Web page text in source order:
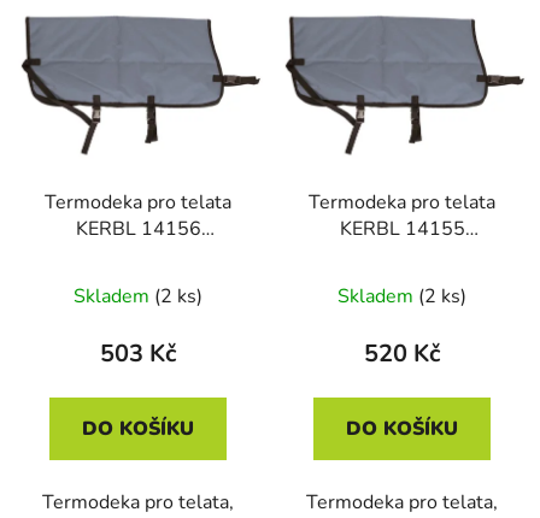
o
d
ý
p
Termodeka pro telata
KERBL 14156
Skladem (2 ks)
503 Kč
DO KOŠÍKU
Termodeka pro telata,
Termodeka pro telata
KERBL 14155
Skladem (2 ks)
520 Kč
DO KOŠÍKU
Termodeka pro telata,